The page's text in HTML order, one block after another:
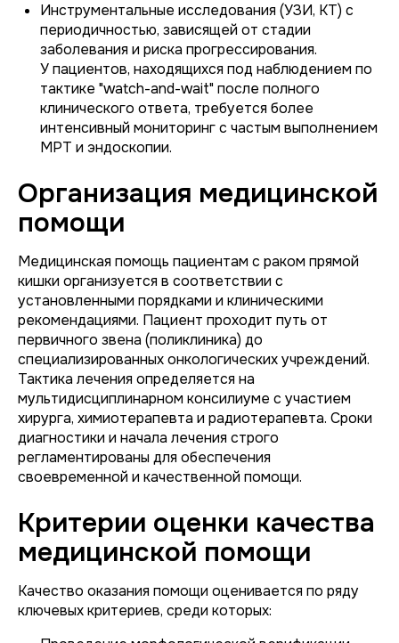
Инструментальные исследования (УЗИ, КТ) с
периодичностью, зависящей от стадии
заболевания и риска прогрессирования.
У пациентов, находящихся под наблюдением по
тактике "watch-and-wait" после полного
клинического ответа, требуется более
интенсивный мониторинг с частым выполнением
МРТ и эндоскопии.
Организация медицинской
помощи
Медицинская помощь пациентам с раком прямой
кишки организуется в соответствии с
установленными порядками и клиническими
рекомендациями. Пациент проходит путь от
первичного звена (поликлиника) до
специализированных онкологических учреждений.
Тактика лечения определяется на
мультидисциплинарном консилиуме с участием
хирурга, химиотерапевта и радиотерапевта. Сроки
диагностики и начала лечения строго
регламентированы для обеспечения
своевременной и качественной помощи.
Критерии оценки качества
медицинской помощи
Качество оказания помощи оценивается по ряду
ключевых критериев, среди которых: